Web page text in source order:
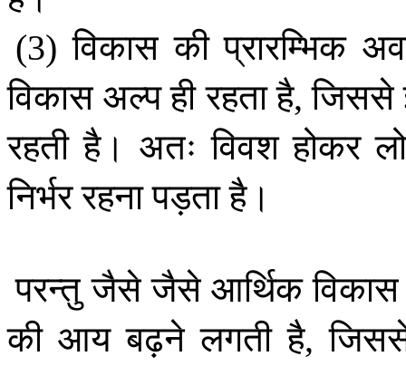
(3)विकास की प्रारम्भिक
विकास अल्पहीरहताहै,जिससे
रहती है। अतः विवश होकर
निर्भररहनापड़ताहै।
परन्तु जैसे जैसे आर्थिक विकास
की आय बढ़ने लगती है,